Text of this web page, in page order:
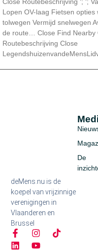
Close Routebeschrijving ‘; ‘;
Lopen OV-laag Fietsen
tolwegen Vermijd snelwegen
de route… Close Find Nearby
Routebeschrijving Close
deMens.nu is de
koepel van vrijzinnige
verenigingen in
Vlaanderen en
Brussel
De